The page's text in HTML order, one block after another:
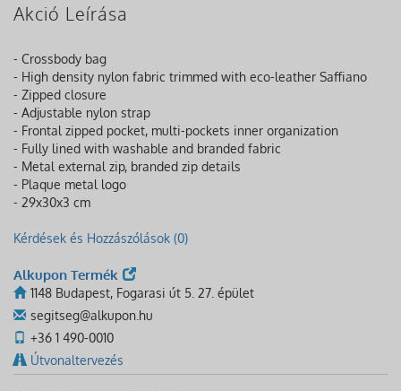
Akció Leírása
- Crossbody bag
- High density nylon fabric trimmed with eco-leather Saffiano
- Zipped closure
- Adjustable nylon strap
- Frontal zipped pocket, multi-pockets inner organization
- Fully lined with washable and branded fabric
- Metal external zip, branded zip details
- Plaque metal logo
- 29x30x3 cm
Kérdések és Hozzászólások (0)
Alkupon Termék
1148 Budapest, Fogarasi út 5. 27. épület
segitseg@alkupon.hu
+36 1 490-0010
Útvonaltervezés